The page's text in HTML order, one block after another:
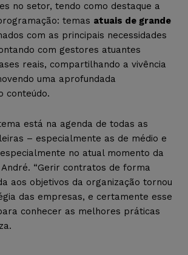
no setor, tendo como destaque a
temas atuais de grande
com as principais necessidades
com gestores atuantes
reais, compartilhando a vivência
uma aprofundada
conteúdo.
está na agenda de todas as
– especialmente as de médio e
no atual momento da
André. “Gerir contratos de forma
aos objetivos da organização tornou
das empresas, e certamente esse
conhecer as melhores práticas